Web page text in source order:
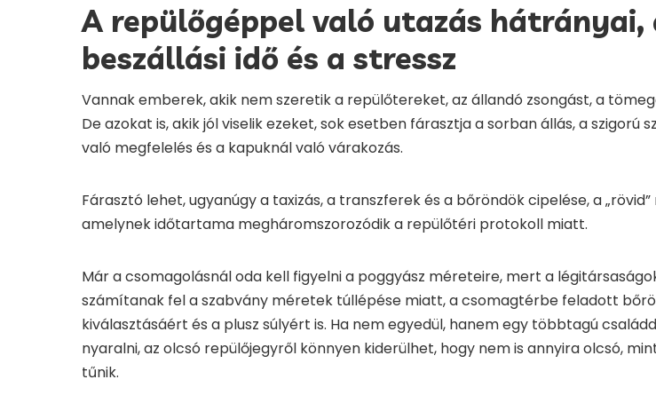
A repülőgéppel való utazás hátrányai,
beszállási idő és a stressz
Vannak emberek, akik nem szeretik a repülőtereket, az állandó zsongást, a
De azokat is, akik jól viselik ezeket, sok esetben fárasztja a sorban állás, a szigorú
való megfelelés és a kapuknál való várakozás.
Fárasztó lehet, ugyanúgy a taxizás, a transzferek és a bőröndök cipelése, a
amelynek időtartama megháromszorozódik a repülőtéri protokoll miatt.
Már a csomagolásnál oda kell figyelni a poggyász méreteire, mert a
számítanak fel a szabvány méretek túllépése miatt, a csomagtérbe feladott
kiválasztásáért és a plusz súlyért is. Ha nem egyedül, hanem egy többtagú
nyaralni, az olcsó repülőjegyről könnyen kiderülhet, hogy nem is annyira olcsó,
tűnik.